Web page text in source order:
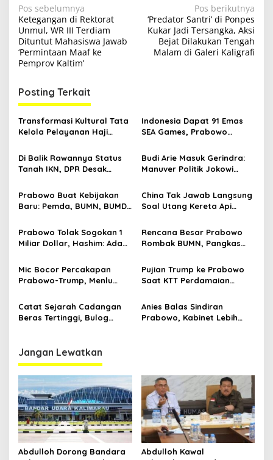
N
a
v
i
a
s
i
o
Pos sebelumnya
Ketegangan di Rektorat
Unmul, WR III Terdiam
Dituntut Mahasiswa Jawab
‘Permintaan Maaf ke
Pemprov Kaltim’
Pos berikutnya
‘Predator Santri’ di Ponpes
Kukar Jadi Tersangka, Aksi
Bejat Dilakukan Tengah
Malam di Galeri Kaligrafi
Posting Terkait
Transformasi Kultural Tata
Kelola Pelayanan Haji
Indonesia Dapat 91 Emas
SEA Games, Prabowo
Mikir Bonus
Di Balik Rawannya Status
Tanah IKN, DPR Desak
Budi Arie Masuk Gerindra:
Manuver Politik Jokowi
Prabowo
Prabowo Buat Kebijakan
Baru: Pemda, BUMN, BUMD
Pusat
China Tak Jawab Langsung
Soal Utang Kereta Api
Prabowo Tolak Sogokan 1
Miliar Dollar, Hashim: Ada
Presiden
Rencana Besar Prabowo
Rombak BUMN, Pangkas
Negara
Mic Bocor Percakapan
Prabowo-Trump, Menlu
Lah Ya
Pujian Trump ke Prabowo
Saat KTT Perdamaian
yang Bocor
Catat Sejarah Cadangan
Beras Tertinggi, Bulog
Anies Balas Sindiran
Prabowo, Kabinet Lebih
Jangan Lewatkan
Abdulloh Dorong Bandara
Abdulloh Kawal